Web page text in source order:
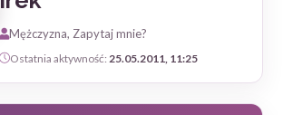
Mężczyzna, Zapytaj mnie?
Ostatnia aktywność: 25.05.2011, 11:25